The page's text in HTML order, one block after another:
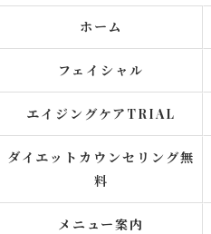
ホーム
フェイシャル
エイジングケアTRIAL
ダイエットカウンセリング無
料
メニュー案内